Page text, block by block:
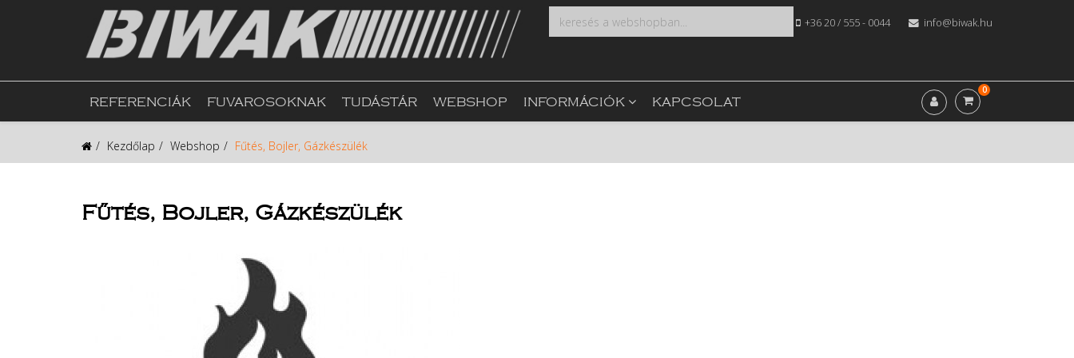
+36 20 / 555 - 0044 info@biwak.hu
0
REFERENCIÁK FUVAROSOKNAK TUDÁSTÁR WEBSHOP INFORMÁCIÓK KAPCSOLAT
Kezdőlap Webshop Fűtés, Bojler, Gázkészülék
Fűtés, Bojler, Gázkészülék